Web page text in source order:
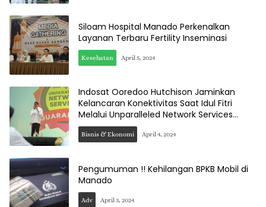
Siloam Hospital Manado Perkenalkan
Layanan Terbaru Fertility Inseminasi
Kesehatan April 5, 2024
Indosat Ooredoo Hutchison Jaminkan
Kelancaran Konektivitas Saat Idul Fitri
Melalui Unparalleled Network Services
Guaranteed
Bisnis & Ekonomi April 4, 2024
Pengumuman !! Kehilangan BPKB Mobil di
Manado
Adv April 3, 2024